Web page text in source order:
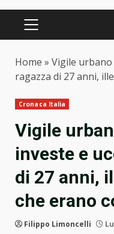
PRIMARY
Home » Vigile urbano
ragazza di 27 anni,
Cronaca Italia
Vigile
investe e
di 27 anni,
che erano
Filippo Limoncelli